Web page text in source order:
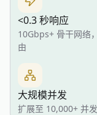
<0.3 秒响应
10Gbps+ 骨干网络
由
大规模并发
扩展至 10,000+ 并